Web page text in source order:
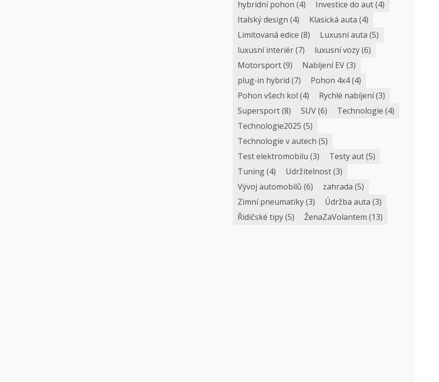
hybridní pohon (4) Investice do aut(4)
Italský design (4) Klasická auta (4)
Limitovaná edice (8) Luxusní auta (5)
luxusní interiér(7) luxusní vozy(6)
Motorsport(9) Nabíjení EV(3)
plug-in hybrid (7) Pohon 4x4(4)
Pohon všech kol (4) Rychlé nabíjení(3)
Supersport(8) SUV(6) Technologie (4)
Technologie2025 (5)
Technologie v autech (5)
Test elektromobilu (3) Testy aut(5)
Tuning(4) Udržitelnost(3)
Vývoj automobilů (6) zahrada (5)
Zimní pneumatiky(3) Údržba auta (3)
Řidičské tipy(5) ŽenaZaVolantem (13)